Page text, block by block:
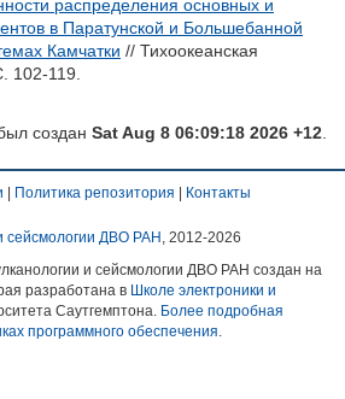
распределения основных и
в Паратунской и Большебанной
Камчатки // Тихоокеанская
102-119.
создан Sat Aug 8 06:09:18 2026 +12
Политика репозитория Контакты
сейсмологии ДВО РАН , 2012-2026
и сейсмологии ДВО РАН создан на
разработана в Школе электроники и
Саутгемптона. Более подробная
программного обеспечения.